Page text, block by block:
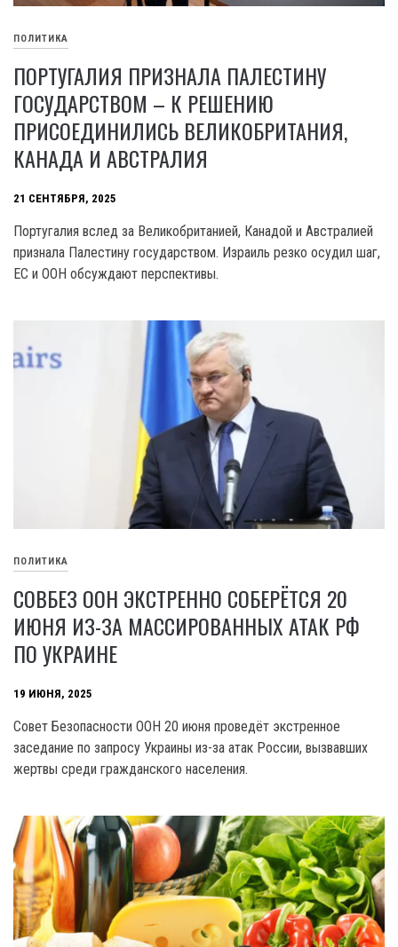
ПОЛИТИКА
ПОРТУГАЛИЯ ПРИЗНАЛА ПАЛЕСТИНУ
ГОСУДАРСТВОМ – К РЕШЕНИЮ
ПРИСОЕДИНИЛИСЬ ВЕЛИКОБРИТАНИЯ,
КАНАДА И АВСТРАЛИЯ
21 СЕНТЯБРЯ, 2025
Португалия вслед за Великобританией, Канадой и Австралией
признала Палестину государством. Израиль резко осудил шаг,
ЕС и ООН обсуждают перспективы.
ПОЛИТИКА
СОВБЕЗ ООН ЭКСТРЕННО СОБЕРЁТСЯ 20
ИЮНЯ ИЗ-ЗА МАССИРОВАННЫХ АТАК РФ
ПО УКРАИНЕ
19 ИЮНЯ, 2025
Совет Безопасности ООН 20 июня проведёт экстренное
заседание по запросу Украины из-за атак России, вызвавших
жертвы среди гражданского населения.